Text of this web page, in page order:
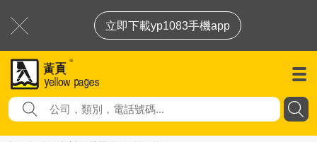
立即下載yp1083手機app